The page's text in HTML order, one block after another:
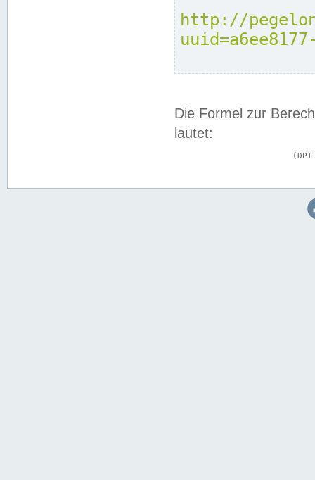
http://
Die Formel zur
lautet: